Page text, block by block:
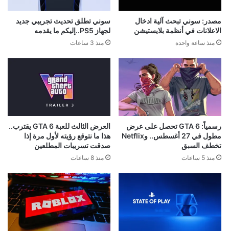
مصدر: سوني تبحث آلية ادخال
الاعلانات في أنظمة بلايستيشن
منذ ساعة واحدة
سوني تطلق تحديث تجريبي جديد
لجهاز PS5..إليكم ما يقدمه
منذ 3 ساعات
رسمياً: GTA 6 تحصل على عرض
مطول في 27 أغسطس.. وNetflix
تخطف السبق
منذ 5 ساعات
العرض الثالث للعبة GTA 6 يقترب..
هذا ما نتوقع رؤيته لأول مرة إذا
صدقت تسريبات المطلعين
منذ 8 ساعات